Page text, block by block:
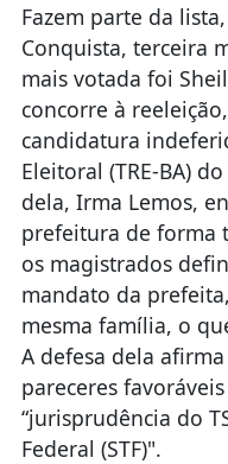
Fazem parte da
Conquista, terceira
mais votada foi
concorre à
candidatura
Eleitoral (TRE-BA)
dela, Irma Lemos,
prefeitura de forma
os magistrados
mandato da
mesma família, o
A defesa dela
pareceres
“jurisprudência do
Federal (STF)".